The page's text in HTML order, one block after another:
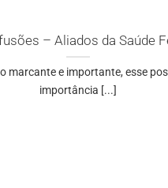
– Aliados da Saúde
marcante e importante, esse
importância [...]